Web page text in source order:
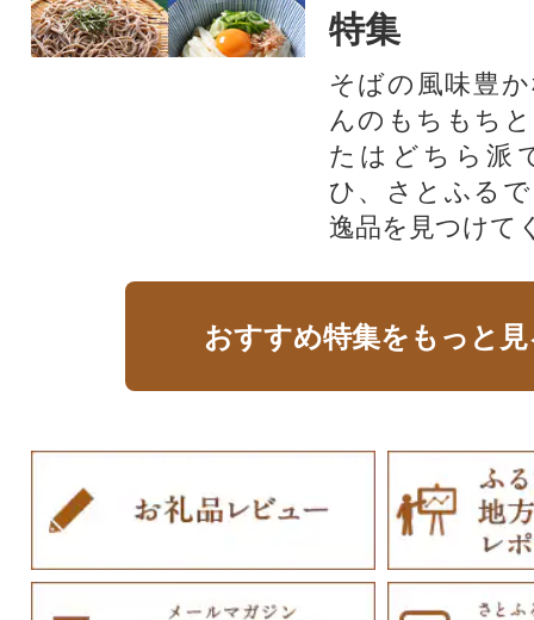
特集
そばの風味豊
んのもちもち
たはどちら派
ひ、さとふる
逸品を見つけて
おすすめ特集をもっと